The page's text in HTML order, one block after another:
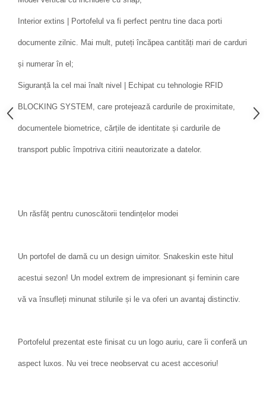
Interior extins | Portofelul va fi perfect pentru tine daca porti
documente zilnic. Mai mult, puteți încăpea cantități mari de carduri
și numerar în el;
Siguranță la cel mai înalt nivel | Echipat cu tehnologie RFID
BLOCKING SYSTEM, care protejează cardurile de proximitate,
documentele biometrice, cărțile de identitate și cardurile de
transport public împotriva citirii neautorizate a datelor.
Un răsfăț pentru cunoscătorii tendințelor modei
Un portofel de damă cu un design uimitor. Snakeskin este hitul
acestui sezon! Un model extrem de impresionant și feminin care
vă va însufleți minunat stilurile și le va oferi un avantaj distinctiv.
Portofelul prezentat este finisat cu un logo auriu, care îi conferă un
aspect luxos. Nu vei trece neobservat cu acest accesoriu!